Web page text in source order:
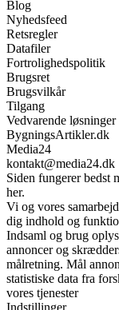
Blog
Nyhedsfeed
Retsregler
Datafiler
Fortrolighedspolitik
Brugsret
Brugsvilkår
Tilgang
Vedvarende løsninger
BygningsArtikler.dk
Media24
kontakt@media24.dk
Siden fungerer bedst
her.
Vi og vores
dig indhold og
Indsaml og brug
annoncer og
målretning. Mål
statistiske data fra
vores tjenester
Indstillinger